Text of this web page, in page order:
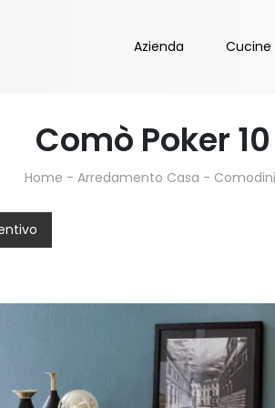
Azienda Cucine
Comò Poker
Home - Arredamento Casa - Comodini